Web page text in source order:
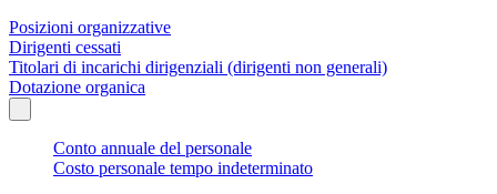
Posizioni organizzative
Dirigenti cessati
Titolari di incarichi dirigenziali (dirigenti non generali)
Dotazione organica
Conto annuale del personale
Costo personale tempo indeterminato